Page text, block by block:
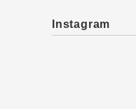
Instagram